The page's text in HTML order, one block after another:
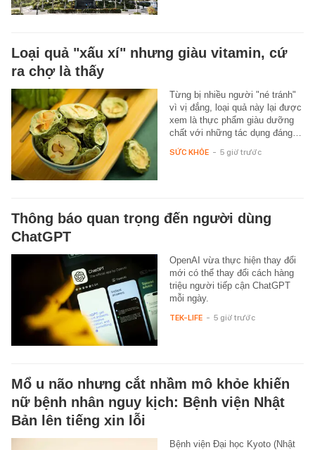
Loại quả "xấu xí" nhưng giàu vitamin, cứ
ra chợ là thấy
Từng bị nhiều người "né tránh"
vì vị đắng, loại quả này lại được
xem là thực phẩm giàu dưỡng
chất với những tác dụng đáng…
SỨC KHỎE - 5 giờ trước
Thông báo quan trọng đến người dùng
ChatGPT
OpenAI vừa thực hiện thay đổi
mới có thể thay đổi cách hàng
triệu người tiếp cận ChatGPT
mỗi ngày.
TEK-LIFE - 5 giờ trước
Mổ u não nhưng cắt nhầm mô khỏe khiến
nữ bệnh nhân nguy kịch: Bệnh viện Nhật
Bản lên tiếng xin lỗi
Bệnh viện Đại học Kyoto (Nhật